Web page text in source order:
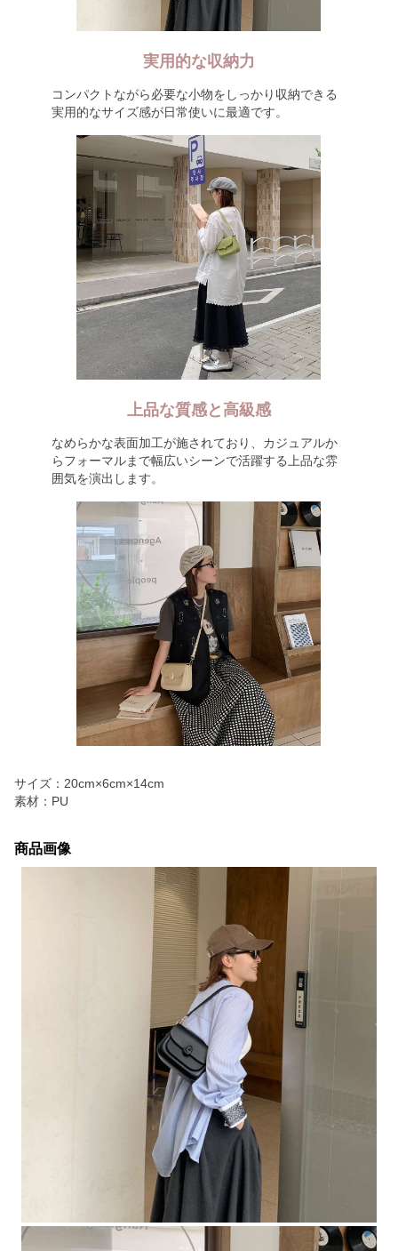
実用的な収納力
コンパクトながら必要な小物をしっかり収納できる
実用的なサイズ感が日常使いに最適です。
上品な質感と高級感
なめらかな表面加工が施されており、カジュアルか
らフォーマルまで幅広いシーンで活躍する上品な雰
囲気を演出します。
サイズ：20cm×6cm×14cm
素材：PU
商品画像